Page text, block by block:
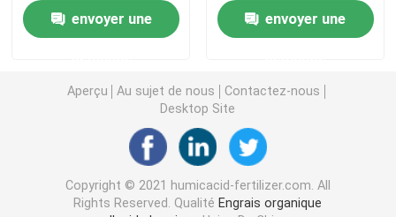
Potassium Fulvic acide
engrais liquide d'extrait d'algue
Engrais d'acide aminé
Poudre soluble d'acide humique
envoyer une
envoyer une
Aperçu Au sujet de nous
Contactez-nous
Desktop Site
Copyright © 2021 humicacid-fertilizer.com. All
Rights Reserved. Qualité Engrais organique